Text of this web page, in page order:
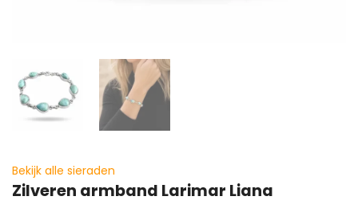
Bekijk alle sieraden
Zilveren armband Larimar Liana